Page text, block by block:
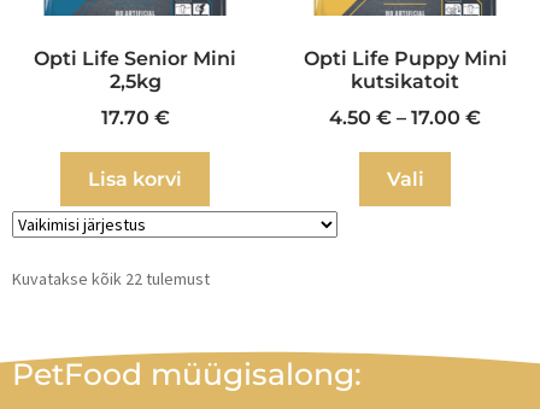
Opti Life Senior Mini
2,5kg
17.70 €
Lisa korvi
Opti Life Puppy Mini
kutsikatoit
4.50 € – 17.00 €
Vali
Kuvatakse kõik 22 tulemust
PetFood müügisalong: